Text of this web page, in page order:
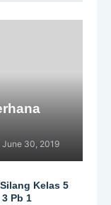
June 30, 2019
Kelas 5
3 Pb 1